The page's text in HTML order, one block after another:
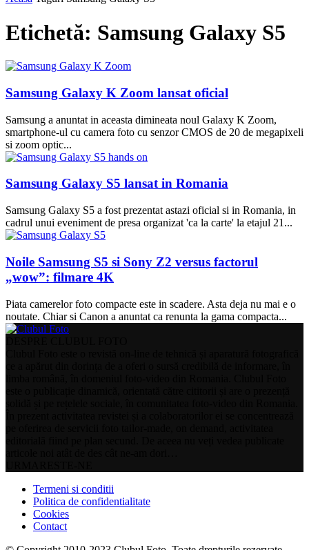
Etichetă: Samsung Galaxy S5
Samsung Galaxy K Zoom lansat oficial
Samsung a anuntat in aceasta dimineata noul Galaxy K Zoom,
smartphone-ul cu camera foto cu senzor CMOS de 20 de megapixeli
si zoom optic...
Samsung Galaxy S5 lansat in Romania
Samsung Galaxy S5 a fost prezentat astazi oficial si in Romania, in
cadrul unui eveniment de presa organizat 'ca la carte' la etajul 21...
Noile Samsung S5 si Sony Z2 versus factorul
„wow”: filmare 4K
Piata camerelor foto compacte este in scadere. Asta deja nu mai e o
noutate. Chiar si Canon a anuntat ca renunta la gama compacta...
Termeni si conditii
Politica de confidentialitate
Cookies
Contact